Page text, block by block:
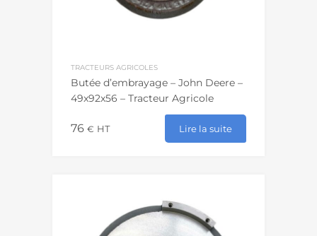
TRACTEURS AGRICOLES
Butée d’embrayage – John Deere –
49x92x56 – Tracteur Agricole
76 € HT Lire la suite